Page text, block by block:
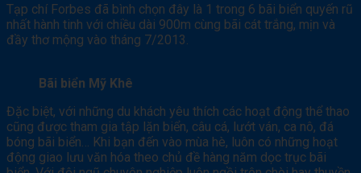
Tạp chí Forbes đã bình chọn đây là 1 trong 6 bãi biển quyến rũ
nhất hành tinh với chiều dài 900m cùng bãi cát trắng, mịn và
đầy thơ mộng vào tháng 7/2013.
Bãi biển Mỹ Khê
Đặc biệt, với những du khách yêu thích các hoạt động thể thao
cũng được tham gia tập lặn biển, câu cá, lướt ván, ca nô, đá
bóng bãi biển… Khi bạn đến vào mùa hè, luôn có những hoạt
động giao lưu văn hóa theo chủ đề hàng năm dọc trục bãi